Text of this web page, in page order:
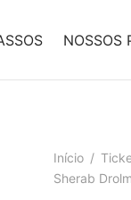
NOSSOS
Início /
Sherab